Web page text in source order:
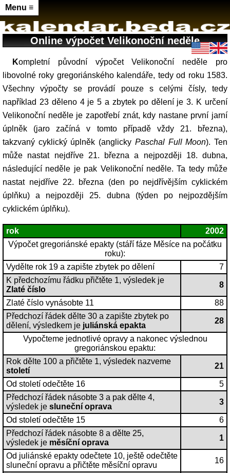
Menu ≡
Online výpočet Velikonoční neděle
Kompletní původní výpočet Velikonoční neděle pro
libovolné roky gregoriánského kalendáře, tedy od roku 1583.
Všechny výpočty se provádí pouze s celými čísly, tedy
například 23 děleno 4 je 5 a zbytek po dělení je 3. K určení
Velikonoční neděle je zapotřebí znát, kdy nastane první jarní
úplněk (jaro začíná v tomto případě vždy 21. března),
takzvaný cyklický úplněk (anglicky Paschal Full Moon). Ten
může nastat nejdříve 21. března a nejpozději 18. dubna,
následující neděle je pak Velikonoční neděle. Ta tedy může
nastat nejdříve 22. března (den po nejdřívějším cyklickém
úplňku) a nejpozději 25. dubna (týden po nejpozdějším
cyklickém úplňku).
rok
2002
Výpočet gregoriánské epakty (stáří fáze Měsíce na počátku
roku):
Vydělte rok 19 a zapište zbytek po dělení
7
K předchozímu řádku přičtěte 1, výsledek je
Zlaté číslo
8
Zlaté číslo vynásobte 11
88
Předchozí řádek dělte 30 a zapište zbytek po
dělení, výsledkem je juliánská epakta
28
Vypočteme jednotlivé opravy a nakonec výslednou
gregoriánskou epaktu:
Rok dělte 100 a přičtěte 1, výsledek nazveme
století
21
Od století odečtěte 16
5
Předchozí řádek násobte 3 a pak dělte 4,
výsledek je sluneční oprava
3
Od století odečtěte 15
6
Předchozí řádek násobte 8 a dělte 25,
výsledek je měsíční oprava
1
Od juliánské epakty odečtete 10, ještě odečtěte
sluneční opravu a přičtěte měsíční opravu
16